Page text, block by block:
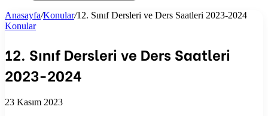
yap
...
Anasayfa/Konular/12. Sınıf Dersleri ve Ders Saatleri 2023-2024
Konular
12. Sınıf Dersleri ve Ders Saatleri
2023-2024
23 Kasım 2023